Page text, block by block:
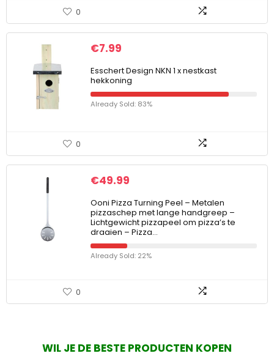
0
€7.99
Esschert Design NKN 1 x nestkast
hekkoning
Already Sold: 83%
0
€49.99
Ooni Pizza Turning Peel – Metalen
pizzaschep met lange handgreep –
Lichtgewicht pizzapeel om pizza’s te
draaien – Pizza…
Already Sold: 22%
0
WIL JE DE BESTE PRODUCTEN KOPEN